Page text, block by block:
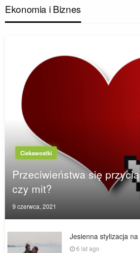
Ekonomia i Biznes
Ciekawostki
Przeciwieństwa się
czy mit?
Posted
on
9 czerwca, 2021
Jesienna stylizacja
6 lat ago